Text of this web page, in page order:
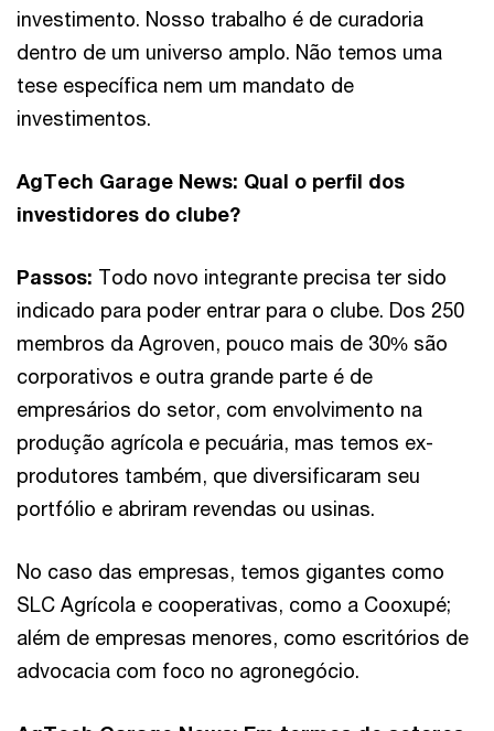
investimento. Nosso trabalho é de curadoria
dentro de um universo amplo. Não temos uma
tese específica nem um mandato de
investimentos.
AgTech Garage News: Qual o perfil dos
investidores do clube?
Passos: Todo novo integrante precisa ter sido
indicado para poder entrar para o clube. Dos 250
membros da Agroven, pouco mais de 30% são
corporativos e outra grande parte é de
empresários do setor, com envolvimento na
produção agrícola e pecuária, mas temos ex-
produtores também, que diversificaram seu
portfólio e abriram revendas ou usinas.
No caso das empresas, temos gigantes como
SLC Agrícola e cooperativas, como a Cooxupé;
além de empresas menores, como escritórios de
advocacia com foco no agronegócio.